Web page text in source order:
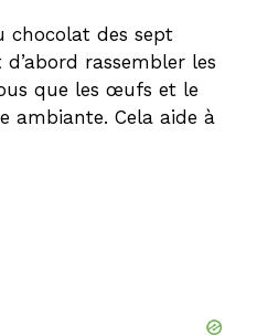
chocolat des sept
rassembler les
que les œufs et le
ambiante. Cela aide à